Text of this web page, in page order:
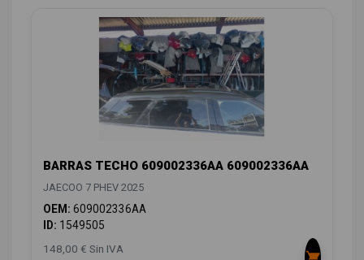
BARRAS TECHO 609002336AA 609002336AA
JAECOO 7 PHEV 2025
OEM: 609002336AA
ID: 1549505
148,00 € Sin IVA